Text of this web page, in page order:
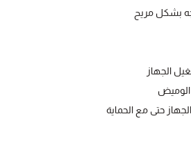
بشكل مريح
الجهاز
الوميض
حتى مع الحماية